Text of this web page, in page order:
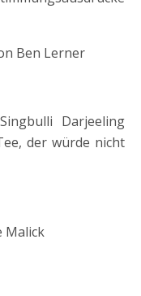
Ben Lerner
Darjeeling
der würde nicht
Malick